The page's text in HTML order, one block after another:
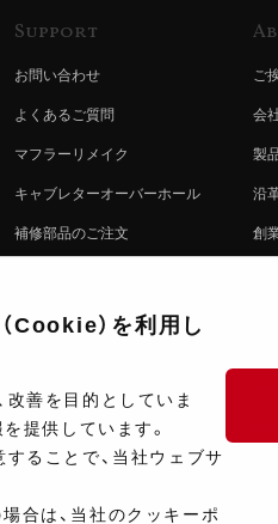
Support
お問い合わせ
よくあるご質問
マフラーリメイク
キャブレターオーバーホール
補修部品のご注文
製品に関する重要なお知らせ
ポイントについて
ショップ情報
製品マニュアル検索
ご
会
製
沿
創
Cookie）を利用し
改善を目的としていま
提供しています。
ることで、当社ウェブサ
合は、当社のクッキーポ